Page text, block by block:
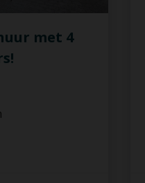
met 4